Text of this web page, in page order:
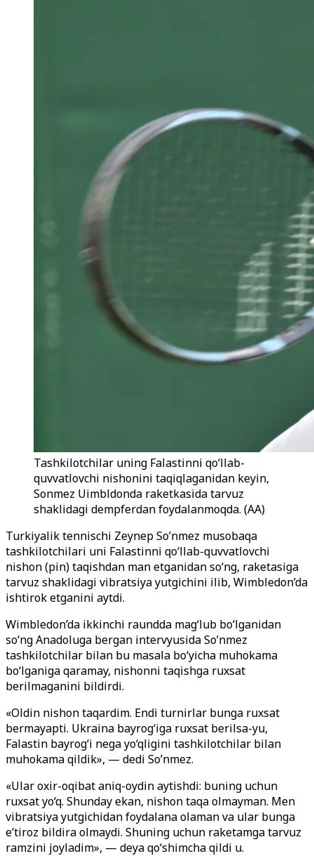
Tashkilotchilar uning Falastinni qo‘llab-
quvvatlovchi nishonini taqiqlaganidan keyin,
Sonmez Uimbldonda raketkasida tarvuz
shaklidagi dempferdan foydalanmoqda. (AA)
Turkiyalik tennischi Zeynep So’nmez musobaqa
tashkilotchilari uni Falastinni qo‘llab-quvvatlovchi
nishon (pin) taqishdan man etganidan so‘ng, raketasiga
tarvuz shaklidagi vibratsiya yutgichini ilib, Wimbledon’da
ishtirok etganini aytdi.
Wimbledon’da ikkinchi raundda mag‘lub bo‘lganidan
so‘ng Anadoluga bergan intervyusida So’nmez
tashkilotchilar bilan bu masala bo‘yicha muhokama
bo‘lganiga qaramay, nishonni taqishga ruxsat
berilmaganini bildirdi.
«Oldin nishon taqardim. Endi turnirlar bunga ruxsat
bermayapti. Ukraina bayrog‘iga ruxsat berilsa-yu,
Falastin bayrog‘i nega yo‘qligini tashkilotchilar bilan
muhokama qildik», — dedi So’nmez.
«Ular oxir-oqibat aniq-oydin aytishdi: buning uchun
ruxsat yo‘q. Shunday ekan, nishon taqa olmayman. Men
vibratsiya yutgichidan foydalana olaman va ular bunga
e’tiroz bildira olmaydi. Shuning uchun raketamga tarvuz
ramzini joyladim», — deya qo‘shimcha qildi u.